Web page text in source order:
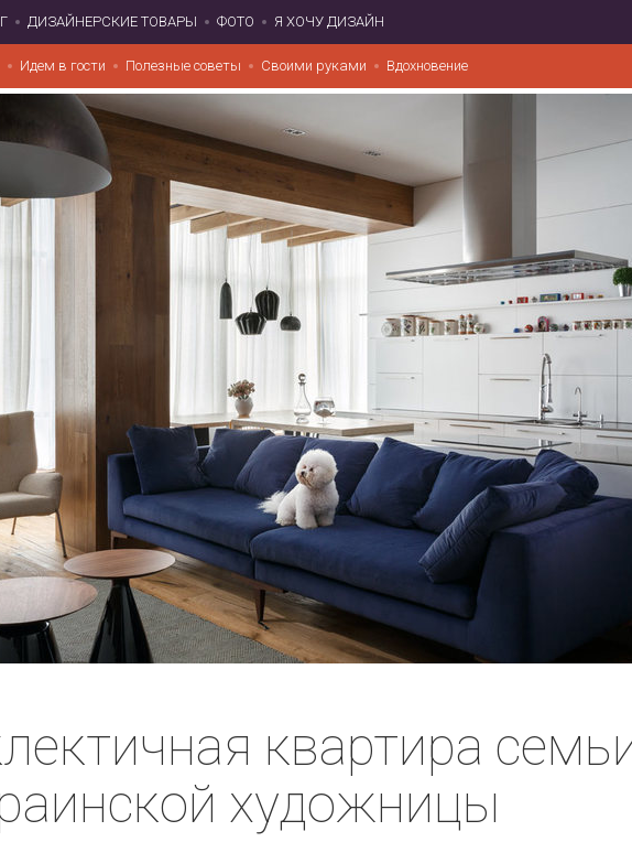
ДИЗАЙНЕРСКИЕ ТОВАРЫ ФОТО Я ХОЧУ ДИЗАЙН
Идем в гости Полезные советы Своими руками Вдохновение
квартира
художницы